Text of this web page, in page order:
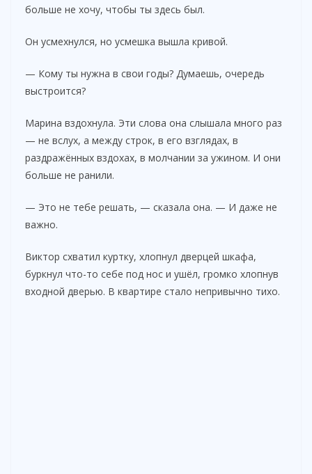
больше не хочу, чтобы ты здесь был.
Он усмехнулся, но усмешка вышла кривой.
— Кому ты нужна в свои годы? Думаешь, очередь
выстроится?
Марина вздохнула. Эти слова она слышала много раз
— не вслух, а между строк, в его взглядах, в
раздражённых вздохах, в молчании за ужином. И они
больше не ранили.
— Это не тебе решать, — сказала она. — И даже не
важно.
Виктор схватил куртку, хлопнул дверцей шкафа,
буркнул что-то себе под нос и ушёл, громко хлопнув
входной дверью. В квартире стало непривычно тихо.